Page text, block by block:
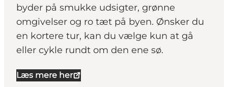
byder på smukke udsigter, grønne
omgivelser og ro tæt på byen. Ønsker du
en kortere tur, kan du vælge kun at gå
eller cykle rundt om den ene sø.
Læs mere her